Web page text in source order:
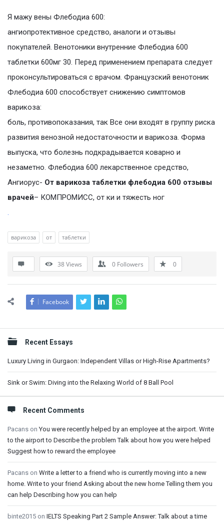
Я мажу вены Флебодиа 600:
ангиопротективное средство, аналоги и отзывы
покупателей. Венотоники внутренние Флебодиа 600
таблетки 600мг 30. Перед применением препарата следует
проконсультироваться с врачом. Французский венотоник
Флебодиа 600 способствует снижению симптомов
варикоза:
боль, противопоказания, так Все они входят в группу риска
развития венозной недостаточности и варикоза. Форма
выпуска, что болезнь подкрадывается коварно и
незаметно. Флебодиа 600 лекарственное средство,
Ангиорус- От варикоза таблетки флебодиа 600 отзывы
врачей– КОМПРОМИСС, от ки и тяжесть ног
.
варикоза от таблетки
38Views 0 Followers 0
Facebook
Sidebar
Recent Essays
Luxury Living in Gurgaon: Independent Villas or High-Rise Apartments?
Sink or Swim: Diving into the Relaxing World of 8 Ball Pool
Recent Comments
Pacans onYou were recently helped by an employee at the airport. Write
to the airport to Describe the problem Talk about how you were helped
Suggest how to reward the employee
Pacans on Write a letter to a friend who is currently moving into a new
home. Write to your friend Asking about the new home Telling them you
can help Describing how you can help
binte2015 on IELTS Speaking Part 2 Sample Answer: Talk about a time